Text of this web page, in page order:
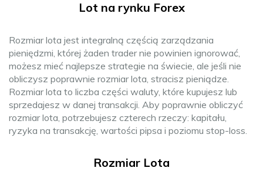
Lot na rynku Forex
Rozmiar lota jest integralną częścią zarządzania
pieniędzmi, której żaden trader nie powinien ignorować,
możesz mieć najlepsze strategie na świecie, ale jeśli nie
obliczysz poprawnie rozmiar lota, stracisz pieniądze.
Rozmiar lota to liczba części waluty, które kupujesz lub
sprzedajesz w danej transakcji. Aby poprawnie obliczyć
rozmiar lota, potrzebujesz czterech rzeczy: kapitału,
ryzyka na transakcję, wartości pipsa i poziomu stop-loss.
Rozmiar Lota